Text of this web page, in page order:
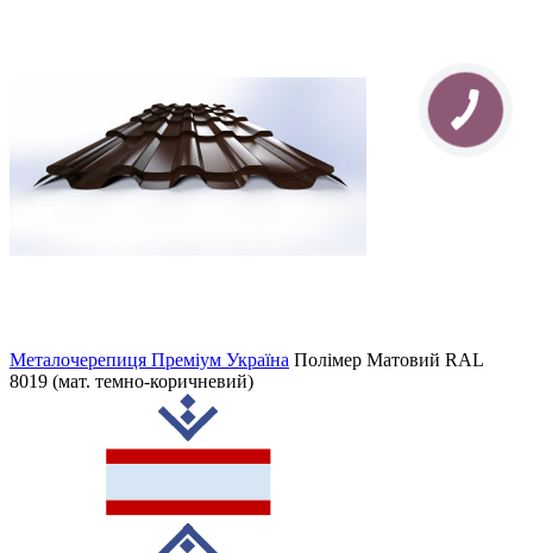
Металочерепиця Преміум Україна Полімер Матовий RAL
8019 (мат. темно-коричневий)